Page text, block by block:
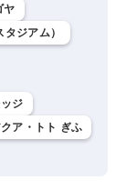
ヤ
ジアム）
ジ
ア・トト ぎふ